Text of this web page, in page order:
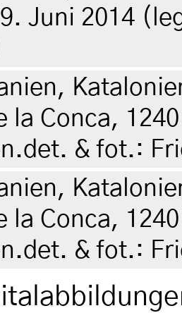
Juni 2014
la Conca,
& fot.:
la Conca,
& fot.: